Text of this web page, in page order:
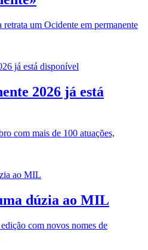
um Ocidente em permanente
2026 já está
com mais de 100 atuações,
dúzia ao MIL
com novos nomes de